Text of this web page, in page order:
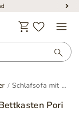
Schlafsofa mit Bettfunktion und Bettkasten Pori Grau
Pori